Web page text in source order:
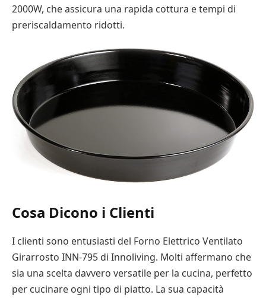
2000W, che assicura una rapida cottura e tempi di
preriscaldamento ridotti.
Cosa Dicono i Clienti
I clienti sono entusiasti del Forno Elettrico Ventilato
Girarrosto INN-795 di Innoliving. Molti affermano che
sia una scelta davvero versatile per la cucina, perfetto
per cucinare ogni tipo di piatto. La sua capacità